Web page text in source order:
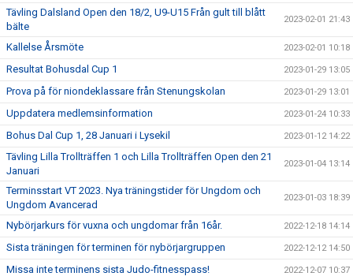
Tävling Dalsland Open den 18/2, U9-U15 Från gult till blått
bälte
2023-02-01 21:43
Kallelse Årsmöte 2023-02-01 10:18
Resultat Bohusdal Cup 1 2023-01-29 13:05
Prova på för niondeklassare från Stenungskolan 2023-01-29 13:01
Uppdatera medlemsinformation 2023-01-24 10:33
Bohus Dal Cup 1, 28 Januari i Lysekil 2023-01-12 14:22
Tävling Lilla Trollträffen 1 och Lilla Trollträffen Open den 21
Januari
2023-01-04 13:14
Terminsstart VT 2023. Nya träningstider för Ungdom och
Ungdom Avancerad
2023-01-03 18:39
Nybörjarkurs för vuxna och ungdomar från 16år. 2022-12-18 14:14
Sista träningen för terminen för nybörjargruppen 2022-12-12 14:50
Missa inte terminens sista Judo-fitnesspass! 2022-12-07 10:37